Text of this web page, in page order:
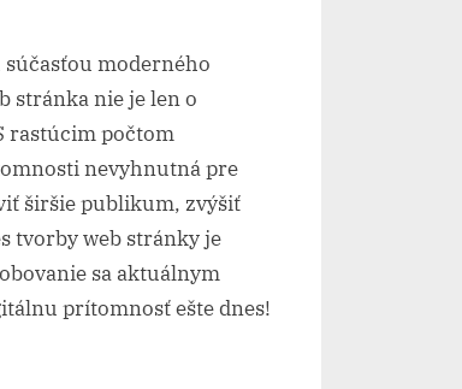
moderného
stránka nie je len o
rastúcim počtom
nevyhnutná pre
širšie publikum, zvýšiť
tvorby web stránky je
sa aktuálnym
prítomnosť ešte dnes!